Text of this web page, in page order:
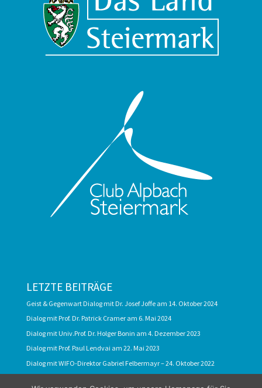
LETZTE BEITRÄGE
Geist & Gegenwart Dialog mit Dr. Josef Joffe am 14. Oktober 2024
Dialog mit Prof. Dr. Patrick Cramer am 6. Mai 2024
Dialog mit Univ.Prof. Dr. Holger Bonin am 4. Dezember 2023
Dialog mit Prof. Paul Lendvai am 22. Mai 2023
Dialog mit WIFO-Direktor Gabriel Felbermayr – 24. Oktober 2022